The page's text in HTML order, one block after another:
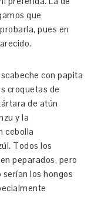
que
pues en
con papita
croquetas de
de atún
y la
cebolla
Todos los
peparados, pero
los hongos